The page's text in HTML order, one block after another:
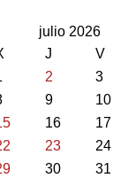
julio 2026
J V
2 3
9 10
16 17
23 24
30
31